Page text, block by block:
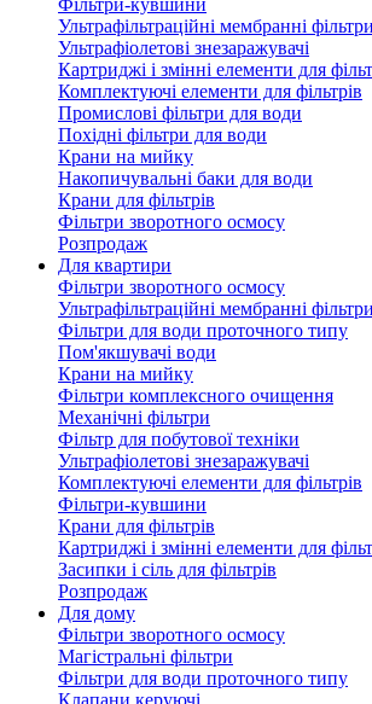
Фільтри-кувшини
Ультрафільтраційні мембранні фільтри
Ультрафіолетові знезаражувачі
Картриджі і змінні елементи для
Комплектуючі елементи для фільтрів
Промислові фільтри для води
Похідні фільтри для води
Крани на мийку
Накопичувальні баки для води
Крани для фільтрів
Фільтри зворотного осмосу
Розпродаж
Для квартири
Фільтри зворотного осмосу
Ультрафільтраційні мембранні фільтри
Фільтри для води проточного типу
Пом'якшувачі води
Крани на мийку
Фільтри комплексного очищення
Механічні фільтри
Фільтр для побутової техніки
Ультрафіолетові знезаражувачі
Комплектуючі елементи для фільтрів
Фільтри-кувшини
Крани для фільтрів
Картриджі і змінні елементи для
Засипки і сіль для фільтрів
Розпродаж
Для дому
Фільтри зворотного осмосу
Магістральні фільтри
Фільтри для води проточного типу
Клапани керуючі